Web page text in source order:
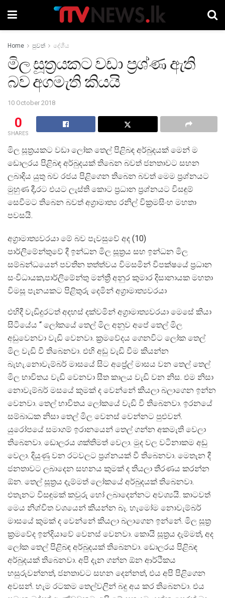
Home පුවත් දේශීය
මිල සූත්‍රයකට වඩා ප්‍රශ්ණ ඇති
බව අගමැති කියයි
10 October 2018
0
SHARES
මිල සූත්‍රයකට වඩා ලෝක තෙල් පිළිබඳ අර්බුදයක් මෙන් ම
ඩොලරය පිළිබඳ අර්බුදයක් තිබෙන බවත් ජනතාවට සහන
ලබාදිය යුතු බව රජය පිළිගෙන තිබෙන බවත් මෙම ප්‍රශ්නයට
මුහුණ දී,රට එයට ලැස්ති කොට ප්‍රධාන ප්‍රශ්නයට විසඳුම්
සෙවීමට තිබෙන බවත් අග්‍රාමාත්‍ය රනිල් වික්‍රමසිංහ මහතා
පවසයි.
අග්‍රාමාත්‍යවරයා මේ බව පැවසුවේ අද (10)
පාර්ලිමේන්තුවේ දී ඉන්ධන මිල සූත්‍රය සහ ඉන්ධන මිල
සම්බන්ධයෙන් පවතින තත්ත්වය විමසමින් විපක්ෂයේ ප්‍රධාන
සංවිධායක,පාර්ලිමේන්තු මන්ත්‍රී අනුර කුමාර දිසානායක මහතා
විමසූ පැනයකට පිළිතුරු දෙමින් අග්‍රාමාත්‍යවරයා
එහිදී වැඩිදුරටත් අදහස් දක්වමින් අග්‍රාමාත්‍යවරයා මෙසේ කියා
සිටියේය “ ලෝකයේ තෙල් මිල අනුව අපේ තෙල් මිල
අඩුවෙනවා වැඩි වෙනවා. ක්‍රමවේදය ගෙනවිට ලෝක තෙල්
මිල වැඩි වී තිබෙනවා. එහි අඩු වැඩි වීම කියන්න
බැහැ.නොවැම්බර් මාසයේ සිට අප්‍රේල් මාසය වන තෙල් තෙල්
මිල භාවිතය වැඩි වෙනවා සීත කාලය වැඩි වන නිස. එම නිසා
නොවැම්බර් මසයේ කුමක් ද වෙන්නේ කියලා බලාගෙන ඉන්න
වෙනවා. තෙල් භාවිතය ලෝකයේ වැඩි වී තිබෙනවා. ඉරනයේ
සම්බාධක නිසා තෙල් මිල වෙනස් වෙන්නට පුළුවන්.
යුරෝපයේ සමාගම් ඉරානයෙන් තෙල් ගන්න අකමැති වෙලා
තිබෙනවා. ඩොලරය ශක්තිමත් වෙලා. මුද වල වටිනාකම අඩු
වෙලා. දියුණු වන රටවලට ප්‍රශ්නයක් වී තිබෙනවා. මෙතැන දී
ජනතාවට ලබාදෙන සහනය කුමක් ද තියලා තීරණය කරන්න
ඕන. තෙල් සූත්‍රය දැම්මත් ලෝකයේ අර්බුදයක් තිබෙනවා.
එතැනට විසඳුමක් කවුරු හෝ ලබාදෙන්නට අවශ්‍යයි. කාටවත්
මෙය නිශ්චිත වශයෙන් කියන්න බෑ. හැමෝම නොවැම්බර්
මාසයේ කුමක් ද වෙන්නේ කියලා බලාගෙන ඉන්නේ. මිල සූත්‍ර
ක්‍රමවේද ඉන්දියාවේ වෙනස් වෙනවා. කොයි සූත්‍රය දැම්මත්, අද
ලෝක තෙල් පිළිබඳ අර්බුදයක් තිබෙනවා. ඩොලරය පිළිබඳ
අර්බුදයක් තිබෙනවා. අපි දැන ගන්න ඕන ආර්ථිකය
හසුරුවන්නත්, ජනතාවට සහන දෙන්නත්, එය අපි පිළිගෙන
අවසන්. හැම රටකම තෙල්වලින් බදු අය කර තිබෙනවා. එය